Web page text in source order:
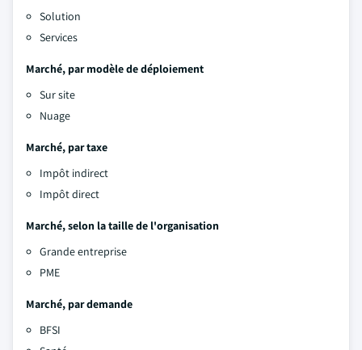
Solution
Services
Marché, par modèle de déploiement
Sur site
Nuage
Marché, par taxe
Impôt indirect
Impôt direct
Marché, selon la taille de l'organisation
Grande entreprise
PME
Marché, par demande
BFSI